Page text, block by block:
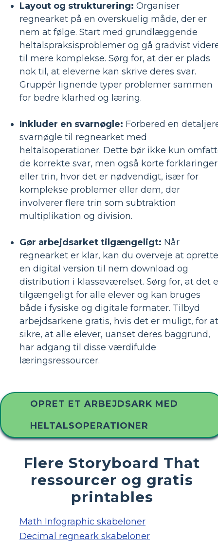
Layout og strukturering: Organiser
regnearket på en overskuelig måde, der er
nem at følge. Start med grundlæggende
heltalspraksisproblemer og gå gradvist
til mere komplekse. Sørg for, at der er plads
nok til, at eleverne kan skrive deres svar.
Gruppér lignende typer problemer sammen
for bedre klarhed og læring.
Inkluder en svarnøgle: Forbered en
svarnøgle til regnearket med
heltalsoperationer. Dette bør ikke kun
de korrekte svar, men også korte forklaringer
eller trin, hvor det er nødvendigt, især for
komplekse problemer eller dem, der
involverer flere trin som subtraktion
multiplikation og division.
Gør arbejdsarket tilgængeligt: ​​Når
regnearket er klar, kan du overveje at oprette
en digital version til nem download og
distribution i klasseværelset. Sørg for, at det
tilgængeligt for alle elever og kan bruges
både i fysiske og digitale formater. Tilbyd
arbejdsarkene gratis, hvis det er muligt, for at
sikre, at alle elever, uanset deres baggrund,
har adgang til disse værdifulde
læringsressourcer.
OPRET ET ARBEJDSARK MED
HELTALSOPERATIONER
Flere Storyboard That
ressourcer og gratis
printables
Math Infographic skabeloner
Decimal regneark skabeloner